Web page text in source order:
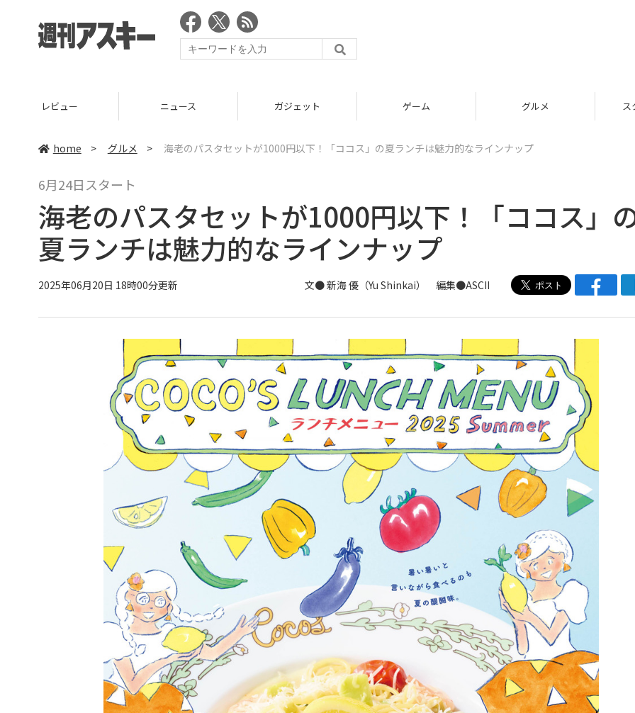
ニュース ガジェット ゲーム グルメ スタートアップ
home > グルメ > 海老のパスタセットが1000円以下！「ココス」の夏ランチは魅力的なラインナップ
6月24日スタート
海老のパスタセットが1000円以下！「ココス」
夏ランチは魅力的なラインナップ
2025年06月20日 18時00分更新 文●新海 優（Yu Shinkai） 編集●ASCII